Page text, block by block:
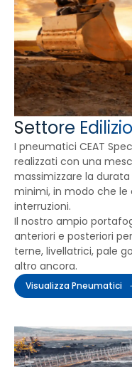
Settore Edilizio
I pneumatici CEAT
realizzati con una
massimizzare la
minimi, in modo che le
interruzioni.
Il nostro ampio
anteriori e posteriori
terne, livellatrici, pale
altro ancora.
Visualizza Pneumatici